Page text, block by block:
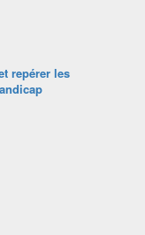
repérer les